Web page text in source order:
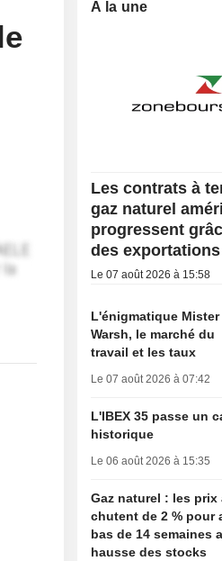
A la une
Les contrats à
gaz naturel
progressent
des
Le 07 août 2026 à 15:58
L'énigmatique Mister
Warsh, le marché du
travail et les taux
Le 07 août 2026 à 07:42
L'IBEX 35 passe un
historique
Le 06 août 2026 à 15:35
Gaz naturel : les prix
chutent de 2 % pour
bas de 14 semaines
hausse des stocks